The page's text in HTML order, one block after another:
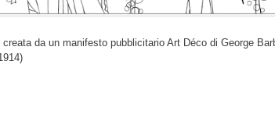
creata da un manifesto pubblicitario Art Déco di George